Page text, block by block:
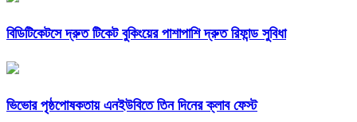
বিডিটিকেটসে দ্রুত টিকেট বুকিংয়ের পাশাপাশি দ্রুত রিফান্ড সুবিধা
ভিভোর পৃষ্ঠপোষকতায় এনইউবিতে তিন দিনের ক্লাব ফেস্ট